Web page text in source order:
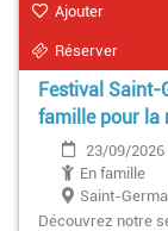
Ajouter
Réserver
Festival Saint-
famille pour la
23/09/
En famille
Saint-
Découvrez notre